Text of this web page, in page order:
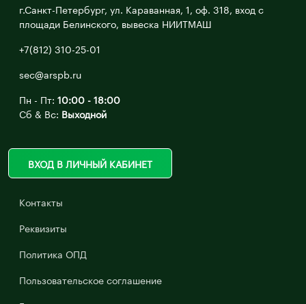
г.Санкт-Петербург, ул. Караванная, 1, оф. 318, вход с
площади Белинского, вывеска НИИТМАШ
+7(812) 310-25-01
sec@arspb.ru
Пн - Пт: 10:00 - 18:00
Сб & Вс: Выходной
ВХОД В ЛИЧНЫЙ КАБИНЕТ
Контакты
Реквизиты
Политика ОПД
Пользовательское соглашение